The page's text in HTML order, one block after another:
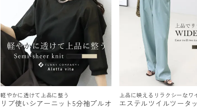
軽やかに透けて上品に整う
リブ使いシアーニット5分袖プルオ
上品に映えるリラクシーなワ
エステルツイルツータ